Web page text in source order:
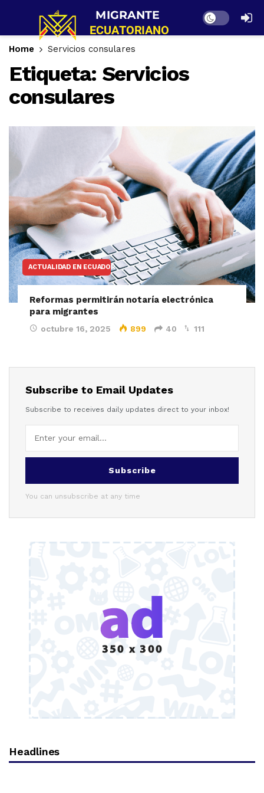
Dark mode
Home Servicios consulares
Etiqueta: Servicios
consulares
ACTUALIDAD EN ECUADOR
Reformas permitirán notaría electrónica
para migrantes
octubre 16, 2025 899 40 111
Subscribe to Email Updates
Subscribe to receives daily updates direct to your inbox!
Subscribe
You can unsubscribe at any time
Headlines